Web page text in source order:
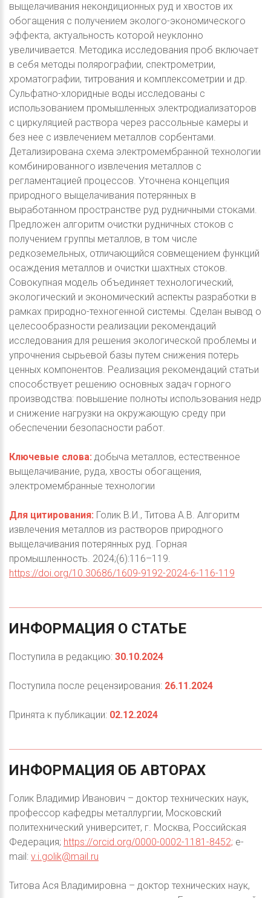
выщелачивания некондиционных руд и хвостов их
обогащения с получением эколого-экономического
эффекта, актуальность которой неуклонно
увеличивается. Методика исследования проб включает
в себя методы полярографии, спектрометрии,
хроматографии, титрования и комплексометрии и др.
Сульфатно-хлоридные воды исследованы с
использованием промышленных электродиализаторов
с циркуляцией раствора через рассольные камеры и
без нее с извлечением металлов сорбентами.
Детализирована схема электромембранной технологии
комбинированного извлечения металлов с
регламентацией процессов. Уточнена концепция
природного выщелачивания потерянных в
выработанном пространстве руд рудничными стоками.
Предложен алгоритм очистки рудничных стоков с
получением группы металлов, в том числе
редкоземельных, отличающийся совмещением функций
осаждения металлов и очистки шахтных стоков.
Совокупная модель объединяет технологический,
экологический и экономический аспекты разработки в
рамках природно-техногенной системы. Сделан вывод о
целесообразности реализации рекомендаций
исследования для решения экологической проблемы и
упрочнения сырьевой базы путем снижения потерь
ценных компонентов. Реализация рекомендаций статьи
способствует решению основных задач горного
производства: повышение полноты использования недр
и снижение нагрузки на окружающую среду при
обеспечении безопасности работ.
Ключевые слова: добыча металлов, естественное
выщелачивание, руда, хвосты обогащения,
электромембранные технологии
Для цитирования: Голик В.И., Титова А.В. Алгоритм
извлечения металлов из растворов природного
выщелачивания потерянных руд. Горная
промышленность. 2024;(6):116–119.
https://doi.org/10.30686/1609-9192-2024-6-116-119
ИНФОРМАЦИЯ О СТАТЬЕ
Поступила в редакцию: 30.10.2024
Поступила после рецензирования: 26.11.2024
Принята к публикации: 02.12.2024
ИНФОРМАЦИЯ ОБ АВТОРАХ
Голик Владимир Иванович – доктор технических наук,
профессор кафедры металлургии, Московский
политехнический университет, г. Москва, Российская
Федерация; https://orcid.org/0000-0002-1181-8452; e-
mail: v.i.golik@mail.ru
Титова Ася Владимировна – доктор технических наук,